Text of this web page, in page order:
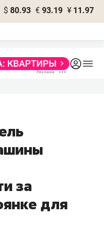
$ 80.93 € 93.19 ¥ 11.97
за
для